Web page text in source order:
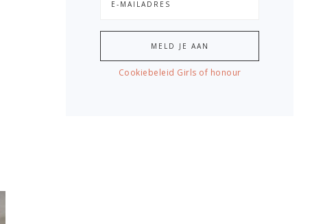
Cookiebeleid Girls of honour